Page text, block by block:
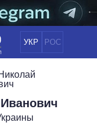
УКР РОС